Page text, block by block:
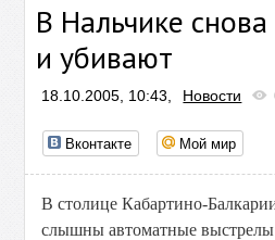
В Нальчике
и убивают
18.10.2005, 10:43, Новости
Вконтакте Мой мир
В столице Кабартино-
слышны автоматные